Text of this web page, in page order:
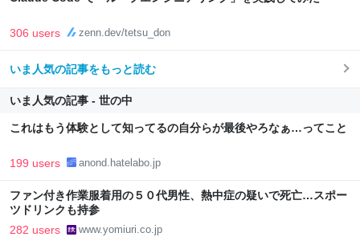
306 users zenn.dev/tetsu_don
いま人気の記事をもっと読む
いま人気の記事 - 世の中
これはもう体験として知ってるの自分らが最後やろなぁ…ってこと
199 users anond.hatelabo.jp
ファン付き作業服着用の５０代男性、熱中症の疑いで死亡…スポー
ツドリンクも持参
282 users www.yomiuri.co.jp